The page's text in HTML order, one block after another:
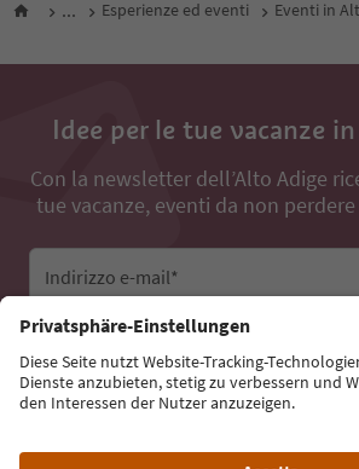
... Esperienze ed eventi Eventi in
Idee per le tue vacanze
Con la newsletter dell’Alto Adige
tue vacanze, eventi da non
Indirizzo e-mail*
Iscriviti alla